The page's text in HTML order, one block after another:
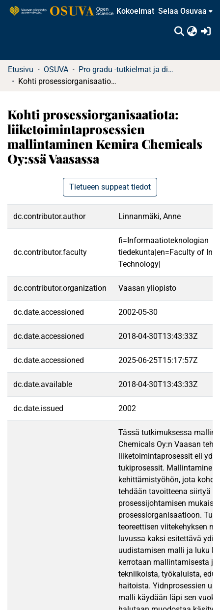
Kokoelmat Selaa Osuvaa
Etusivu OSUVA
Pro gradu -tutkielmat ja diplomityöt
Kohti prosessiorganisaatiota: liiketoimintaprosessien mallintaminen Kemira Chemicals Oy:ssä Vaasassa
Kohti prosessiorganisaatiota:
liiketoimintaprosessien
mallintaminen Kemira Chemicals
Oy:ssä Vaasassa
Tietueen suppeat tiedot
dc.contributor.author Linnanmäki, Anne
dc.contributor.faculty
fi=Informaatioteknologian
tiedekunta|en=Faculty of
Technology|
dc.contributor.organization Vaasan yliopisto
dc.date.accessioned 2002-05-30
dc.date.accessioned 2018-04-30T13:43:33Z
dc.date.accessioned 2025-06-25T15:17:57Z
dc.date.available 2018-04-30T13:43:33Z
dc.date.issued 2002
Tässä tutkimuksessa
Chemicals Oy:n Vaasan
liiketoimintaprosessit eli
tukiprosessit. Mallintaminen
kehittämistyöhön, jota
tehdään tavoitteena siirtyä
prosessijohtamisen
prosessiorganisaatioon.
teoreettisen viitekehyksen
luvussa kaksi esitettävä
uudistamisen malli ja luku
kerrotaan mallintamisesta ja
tekniikoista, työkaluista,
haitoista. Yidnprosessien
malli käydään läpi sen